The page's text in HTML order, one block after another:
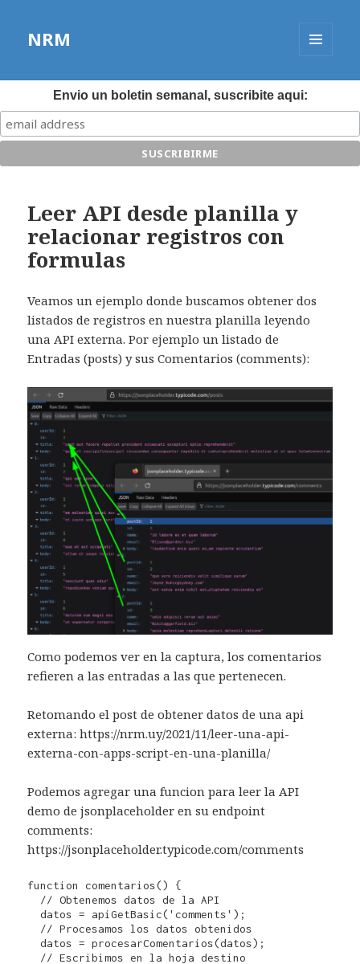
NRM
WIDGETS
Envio un boletin semanal, suscribite aqui:
Leer API desde planilla y
relacionar registros con
formulas
Veamos un ejemplo donde buscamos obtener dos
listados de registros en nuestra planilla leyendo
una API externa. Por ejemplo un listado de
Entradas (posts) y sus Comentarios (comments):
Como podemos ver en la captura, los comentarios
refieren a las entradas a las que pertenecen.
Retomando el post de obtener datos de una api
externa: https://nrm.uy/2021/11/leer-una-api-
externa-con-apps-script-en-una-planilla/
Podemos agregar una funcion para leer la API
demo de jsonplaceholder en su endpoint
comments:
https://jsonplaceholder.typicode.com/comments
function comentarios() {
  datos = apiGetBasic('comments');
  datos = procesarComentarios(datos);